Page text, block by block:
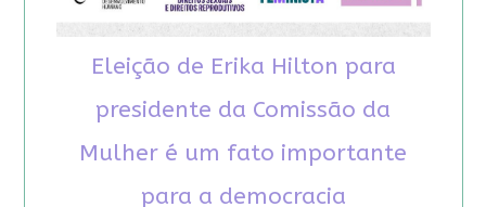
Eleição de Erika Hilton para
presidente da Comissão da
Mulher é um fato importante
para a democracia